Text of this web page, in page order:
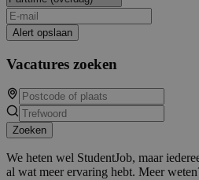
Alert opslaan
Vacatures zoeken
Zoeken
We heten wel StudentJob, maar
al wat meer ervaring hebt. Meer